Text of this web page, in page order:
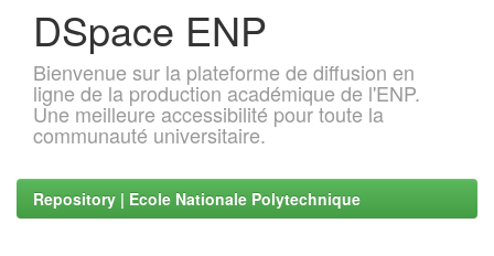
DSpace ENP
Bienvenue sur la plateforme de diffusion en
ligne de la production académique de l'ENP.
Une meilleure accessibilité pour toute la
communauté universitaire.
Repository | Ecole Nationale Polytechnique